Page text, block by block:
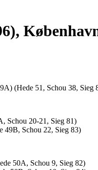
(Hede 51, Schou 38, Sieg
Schou 20-21, Sieg 81)
49B, Schou 22, Sieg 83)
50A, Schou 9, Sieg 82)